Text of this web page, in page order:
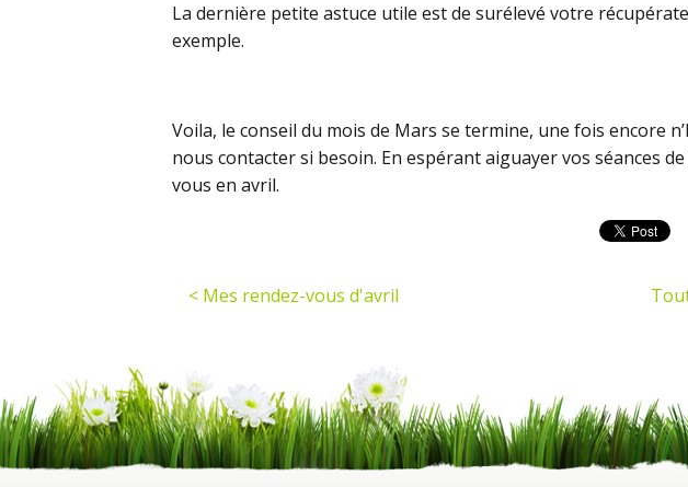
La dernière petite astuce utile est de surélevé votre
exemple.
Voila, le conseil du mois de Mars se termine, une fois encore
nous contacter si besoin. En espérant aiguayer vos séances
vous en avril.
< Mes rendez-vous d'avril